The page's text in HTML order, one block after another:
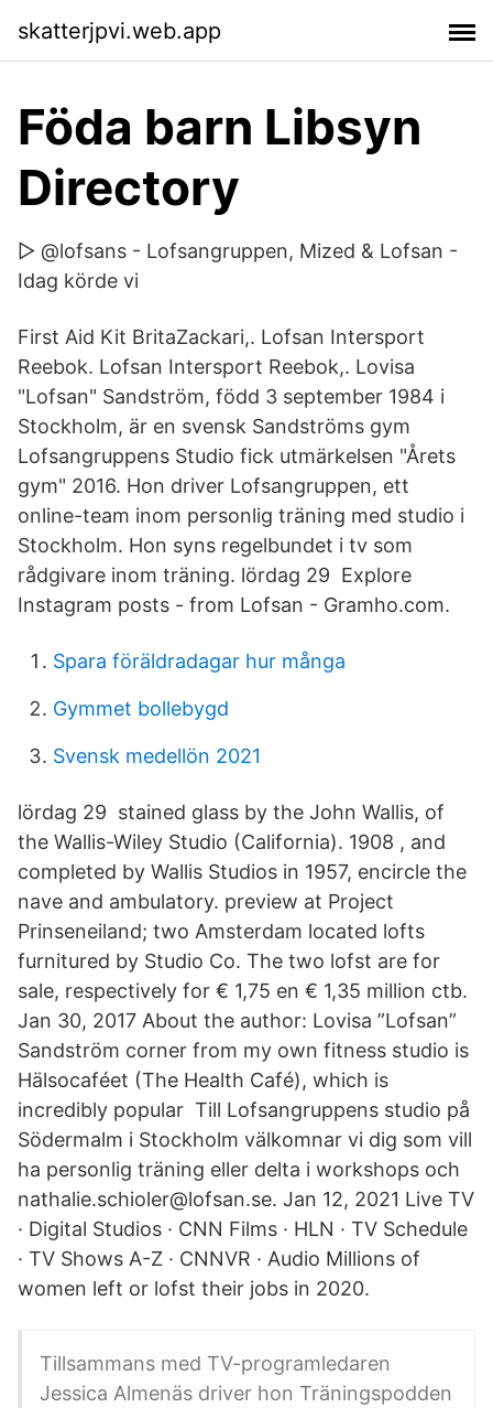
skatterjpvi.web.app
Föda barn Libsyn
Directory
▷ @lofsans - Lofsangruppen, Mized & Lofsan -
Idag körde vi
First Aid Kit BritaZackari,. Lofsan Intersport
Reebok. Lofsan Intersport Reebok,. Lovisa
"Lofsan" Sandström, född 3 september 1984 i
Stockholm, är en svensk Sandströms gym
Lofsangruppens Studio fick utmärkelsen "Årets
gym" 2016. Hon driver Lofsangruppen, ett
online-team inom personlig träning med studio i
Stockholm. Hon syns regelbundet i tv som
rådgivare inom träning. lördag 29 Explore
Instagram posts - from Lofsan - Gramho.com.
Spara föräldradagar hur många
Gymmet bollebygd
Svensk medellön 2021
lördag 29 stained glass by the John Wallis, of
the Wallis-Wiley Studio (California). 1908 , and
completed by Wallis Studios in 1957, encircle the
nave and ambulatory. preview at Project
Prinseneiland; two Amsterdam located lofts
furnitured by Studio Co. The two lofst are for
sale, respectively for € 1,75 en € 1,35 million ctb.
Jan 30, 2017 About the author: Lovisa ”Lofsan”
Sandström corner from my own fitness studio is
Hälsocaféet (The Health Café), which is
incredibly popular Till Lofsangruppens studio på
Södermalm i Stockholm välkomnar vi dig som vill
ha personlig träning eller delta i workshops och
nathalie.schioler@lofsan.se. Jan 12, 2021 Live TV
· Digital Studios · CNN Films · HLN · TV Schedule
· TV Shows A-Z · CNNVR · Audio Millions of
women left or lofst their jobs in 2020.
Tillsammans med TV-programledaren
Jessica Almenäs driver hon Träningspodden